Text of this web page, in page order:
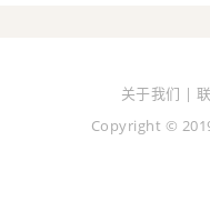
关于我们 |
Copyright ©